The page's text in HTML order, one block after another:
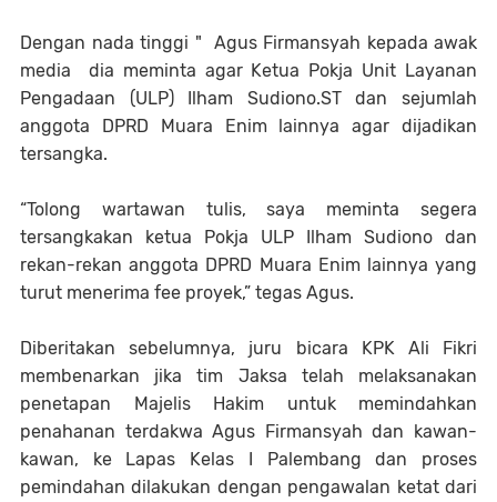
Dengan nada tinggi " Agus Firmansyah kepada awak
media dia meminta agar Ketua Pokja Unit Layanan
Pengadaan (ULP) Ilham Sudiono.ST dan sejumlah
anggota DPRD Muara Enim lainnya agar dijadikan
tersangka.
“Tolong wartawan tulis, saya meminta segera
tersangkakan ketua Pokja ULP Ilham Sudiono dan
rekan-rekan anggota DPRD Muara Enim lainnya yang
turut menerima fee proyek,” tegas Agus.
Diberitakan sebelumnya, juru bicara KPK Ali Fikri
membenarkan jika tim Jaksa telah melaksanakan
penetapan Majelis Hakim untuk memindahkan
penahanan terdakwa Agus Firmansyah dan kawan-
kawan, ke Lapas Kelas I Palembang dan proses
pemindahan dilakukan dengan pengawalan ketat dari